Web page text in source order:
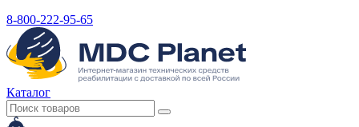
8-800-222-95-65
Каталог